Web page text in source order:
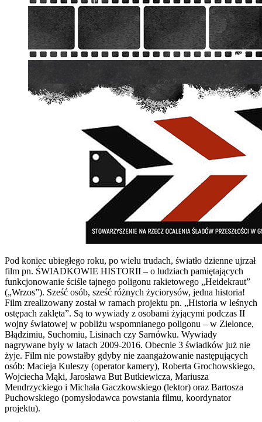
Pod koniec ubiegłego roku, po wielu trudach, światło dzienne ujrzał
film pn. ŚWIADKOWIE HISTORII – o ludziach pamiętających
funkcjonowanie ściśle tajnego poligonu rakietowego „Heidekraut”
(„Wrzos”). Sześć osób, sześć różnych życiorysów, jedna historia!
Film zrealizowany został w ramach projektu pn. „Historia w leśnych
ostępach zaklęta”. Są to wywiady z osobami żyjącymi podczas II
wojny światowej w pobliżu wspomnianego poligonu – w Zielonce,
Błądzimiu, Suchomiu, Lisinach czy Sarnówku. Wywiady
nagrywane były w latach 2009-2016. Obecnie 3 świadków już nie
żyje. Film nie powstałby gdyby nie zaangażowanie następujących
osób: Macieja Kuleszy (operator kamery), Roberta Grochowskiego,
Wojciecha Mąki, Jarosława But Butkiewicza, Mariusza
Mendrzyckiego i Michała Gaczkowskiego (lektor) oraz Bartosza
Puchowskiego (pomysłodawca powstania filmu, koordynator
projektu).